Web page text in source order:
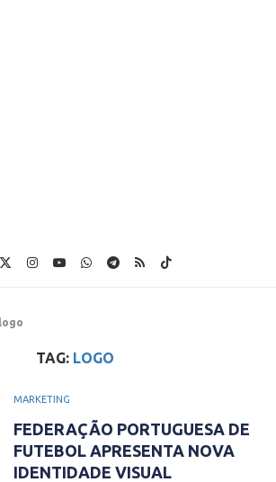
logo
TAG: LOGO
MARKETING
FEDERAÇÃO PORTUGUESA DE
FUTEBOL APRESENTA NOVA
IDENTIDADE VISUAL